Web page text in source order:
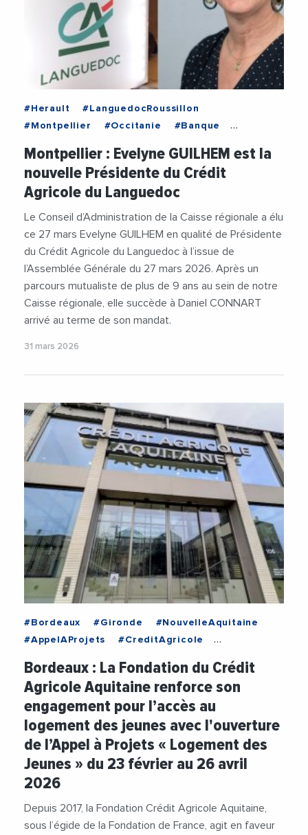
#Herault
#LanguedocRoussillon
#Montpellier
#Occitanie
#Banque
#DanielConnart
#EvelyneGuilhem
Montpellier : Evelyne GUILHEM est la
nouvelle Présidente du Crédit
Agricole du Languedoc
Le Conseil d’Administration de la Caisse régionale a élu
ce 27 mars Evelyne GUILHEM en qualité de Présidente
du Crédit Agricole du Languedoc à l’issue de
l’Assemblée Générale du 27 mars 2026. Après un
parcours mutualiste de plus de 9 ans au sein de notre
Caisse régionale, elle succède à Daniel CONNART
arrivé au terme de son mandat.
31 mars 2026
#Bordeaux #Gironde
#NouvelleAquitaine
#AppelAProjets
#CreditAgricole
#FondationCreditAgricole
#FondationCreditAgricoleAquitaine
#Jeunes
#Logement
Bordeaux : La Fondation du Crédit
Agricole Aquitaine renforce son
engagement pour l’accès au
logement des jeunes avec l'ouverture
de l’Appel à Projets « Logement des
Jeunes » du 23 février au 26 avril
2026
Depuis 2017, la Fondation Crédit Agricole Aquitaine,
sous l’égide de la Fondation de France, agit en faveur